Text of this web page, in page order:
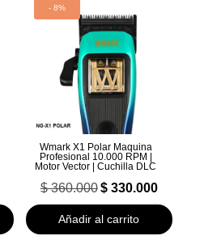
- 8%
Wmark X1 Polar Maquina
Profesional 10.000 RPM |
Motor Vector | Cuchilla DLC
$360.000 El
precio
original
era:
$330.000El
actual
$ 330.000.
Añadir al carrito